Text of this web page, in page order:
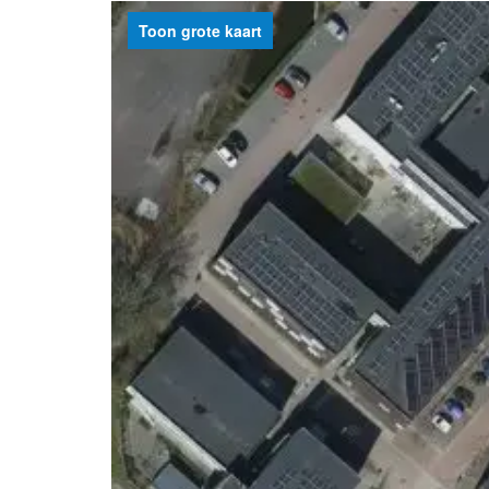
Toon grote kaart